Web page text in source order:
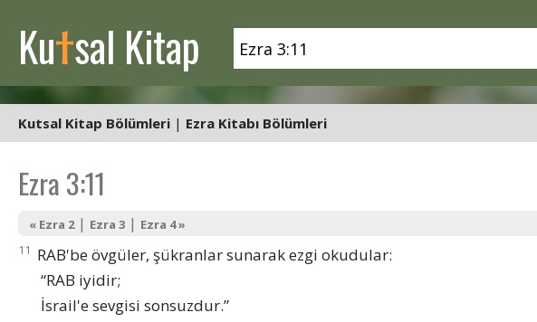
Kutsal Kitap
Kutsal Kitap Bölümleri | Ezra Kitabı Bölümleri
Ezra 3:11
« Ezra 2| Ezra 3 | Ezra 4 »
11 RAB'be övgüler, şükranlar sunarak ezgi okudular:
“RAB iyidir;
İsrail'e sevgisi sonsuzdur.”